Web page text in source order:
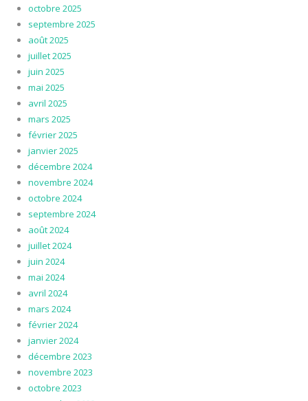
octobre 2025
septembre 2025
août 2025
juillet 2025
juin 2025
mai 2025
avril 2025
mars 2025
février 2025
janvier 2025
décembre 2024
novembre 2024
octobre 2024
septembre 2024
août 2024
juillet 2024
juin 2024
mai 2024
avril 2024
mars 2024
février 2024
janvier 2024
décembre 2023
novembre 2023
octobre 2023